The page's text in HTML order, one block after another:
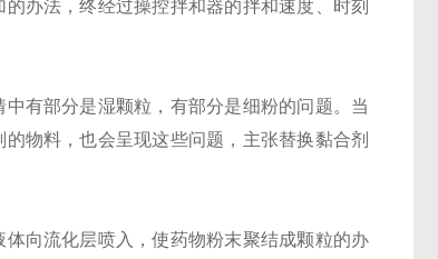
办法，终经过操控拌和器的拌和速度、时刻
有部分是湿颗粒，有部分是细粉的问题。当
物料，也会呈现这些问题，主张替换黏合剂
向流化层喷入，使药物粉末聚结成颗粒的办